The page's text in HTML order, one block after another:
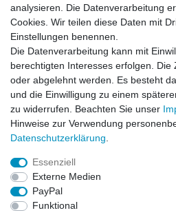
Zahlung und
Impressum
analysieren. Die Datenverarbeitung
Cookies. Wir teilen diese Daten mit
Einstellungen benennen.
Die Datenverarbeitung kann mit
berechtigten Interesses erfolgen. Die
oder abgelehnt werden. Es besteht
und die Einwilligung zu einem
zu widerrufen. Beachten Sie unser
Hinweise zur Verwendung
Daten­schutz­erklärung
Essenziell
Externe Medien
PayPal
Funktional